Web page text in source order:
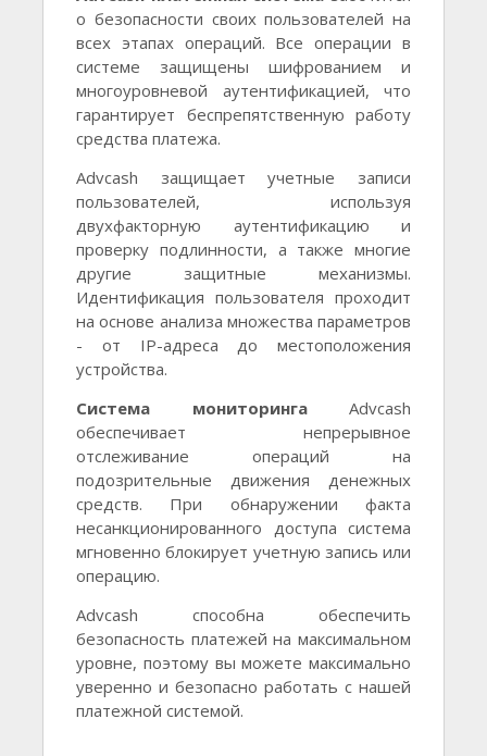
о безопасности своих пользователей на
всех этапах операций. Все операции в
системе защищены шифрованием и
многоуровневой аутентификацией, что
гарантирует беспрепятственную работу
средства платежа.
Advcash защищает учетные записи
пользователей, используя
двухфакторную аутентификацию и
проверку подлинности, а также многие
другие защитные механизмы.
Идентификация пользователя проходит
на основе анализа множества параметров
- от IP-адреса до местоположения
устройства.
Система мониторингаAdvcash
обеспечивает непрерывное
отслеживание операций на
подозрительные движения денежных
средств. При обнаружении факта
несанкционированного доступа система
мгновенно блокирует учетную запись или
операцию.
Advcash способна обеспечить
безопасность платежей на максимальном
уровне, поэтому вы можете максимально
уверенно и безопасно работать с нашей
платежной системой.